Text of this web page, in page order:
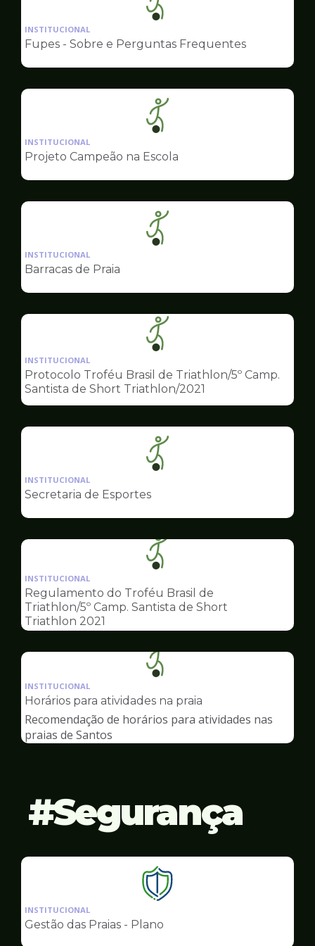
Ilustração
da
pagina
Esportes
INSTITUCIONAL
Fupes - Sobre e Perguntas Frequentes
Ilustração
da
pagina
Esportes
INSTITUCIONAL
Projeto Campeão na Escola
Ilustração
da
Esportes
INSTITUCIONAL
Barracas de Praia
Ilustração
da
pagina
de
Esportes
INSTITUCIONAL
Protocolo Troféu Brasil de Triathlon/5º Camp.
Santista de Short Triathlon/2021
Ilustração
da
Esportes
INSTITUCIONAL
Secretaria de Esportes
Ilustração
da
pagina
de
INSTITUCIONAL
Regulamento do Troféu Brasil de
Triathlon/5º Camp. Santista de Short
Triathlon 2021
Ilustração
da
pagina
Esportes
INSTITUCIONAL
Horários para atividades na praia
Recomendação de horários para atividades nas
praias de Santos
Segurança
Ilustração
da
pagina
INSTITUCIONAL
Gestão das Praias - Plano